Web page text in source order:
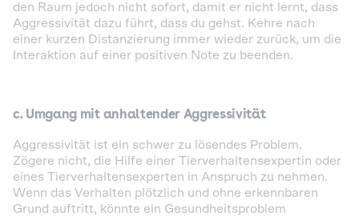
den Raum jedoch nicht sofort, damit er nicht lernt, dass
Aggressivität dazu führt, dass du gehst. Kehre nach
einer kurzen Distanzierung immer wieder zurück, um die
Interaktion auf einer positiven Note zu beenden.
c. Umgang mit anhaltender Aggressivität
Aggressivität ist ein schwer zu lösendes Problem.
Zögere nicht, die Hilfe einer Tierverhaltensexpertin oder
eines Tierverhaltensexperten in Anspruch zu nehmen.
Wenn das Verhalten plötzlich und ohne erkennbaren
Grund auftritt, könnte ein Gesundheitsproblem